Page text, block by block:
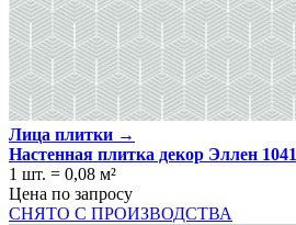
Лица плитки →
Настенная плитка декор Эллен
1 шт. = 0,08 м²
Цена по запросу
СНЯТО С ПРОИЗВОДСТВА